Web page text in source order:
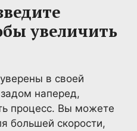
увеличить
в своей
задом наперед,
процесс. Вы можете
большей скорости,